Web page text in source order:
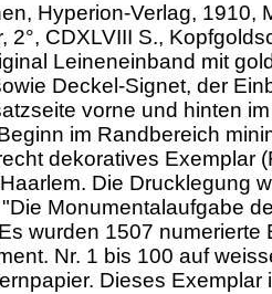
Hyperion-Verlag, 1910,
2°, CDXLVIII S.,
Leineneinband mit
Deckel-Signet, der
vorne und hinten
im Randbereich
dekoratives Exemplar
Die Drucklegung
Monumentalaufgabe
wurden 1507 numerierte
Nr. 1 bis 100 auf
Dieses Exemplar